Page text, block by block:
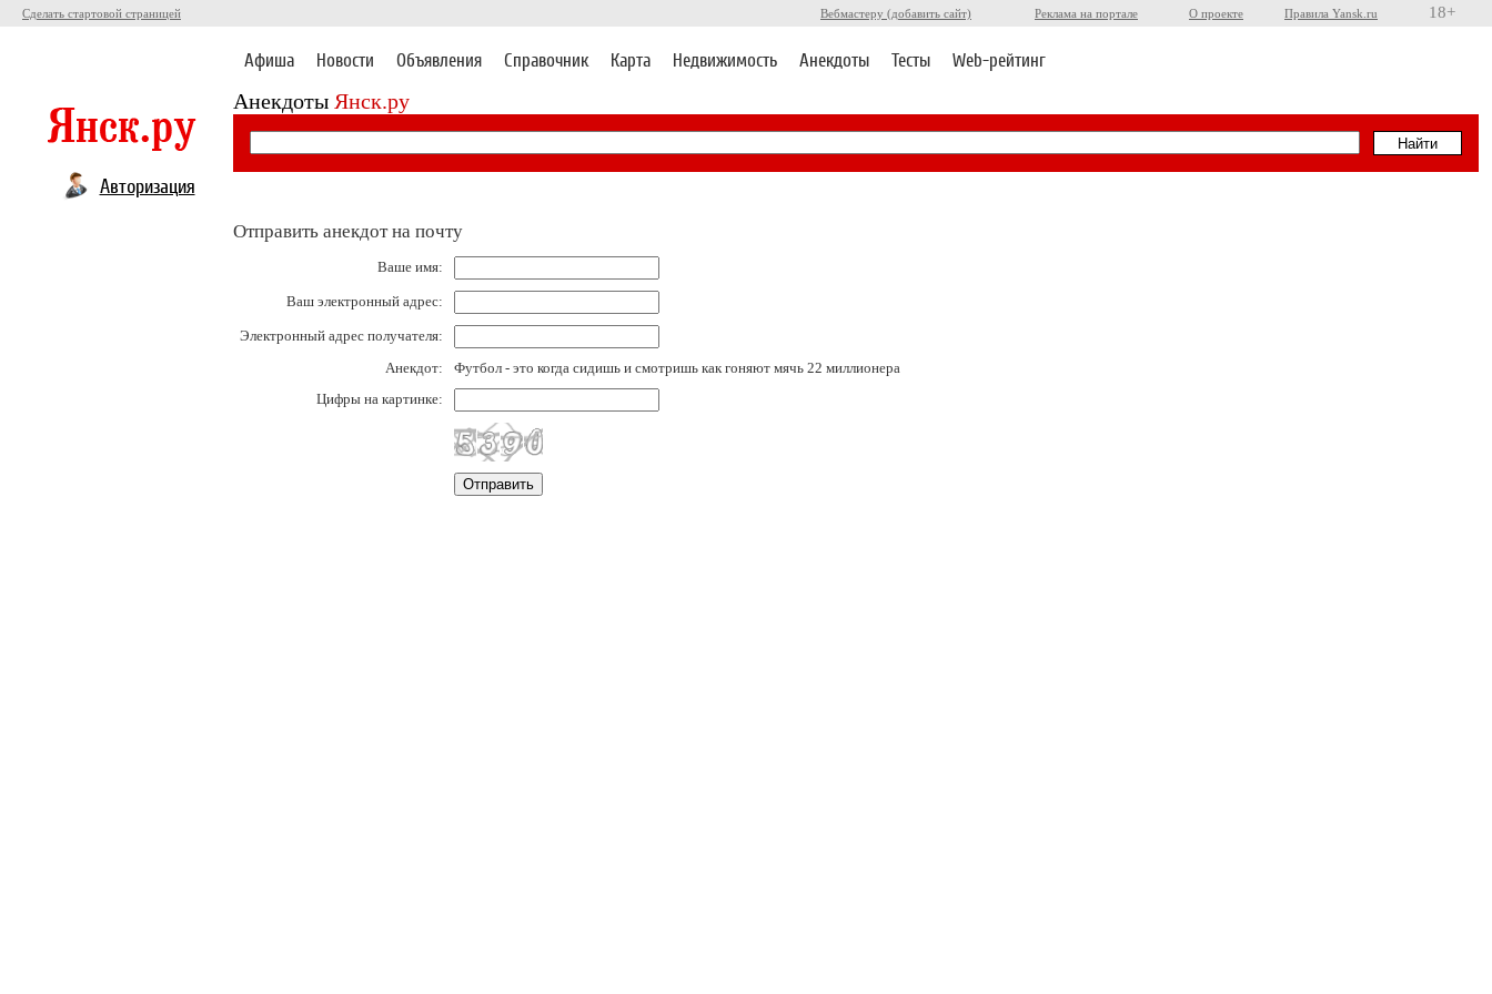
Сделать стартовой страницей Вебмастеру (добавить сайт) Реклама на портале О проекте Правила Yansk.ru 18+
Афиша Новости Объявления Справочник Карта Недвижимость Анекдоты Тесты Web-рейтинг
Анекдоты Янск.ру
Авторизация
Отправить анекдот на почту
Ваше имя:
Ваш электронный адрес:
Электронный адрес получателя:
Анекдот:
Футбол - это когда сидишь и смотришь как гоняют мячь 22 миллионера
Цифры на картинке: